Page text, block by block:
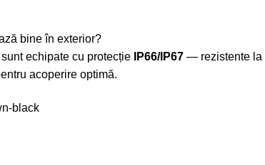
bine în exterior?
sunt echipate cu protecție IP66/IP67 — rezistente la
acoperire optimă.